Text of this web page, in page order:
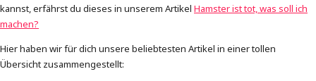
kannst, erfährst du dieses in unserem Artikel Hamster isttot, was soll ich
machen?
Hier haben wir für dich unsere beliebtesten Artikel in einer tollen
Übersicht zusammengestellt: